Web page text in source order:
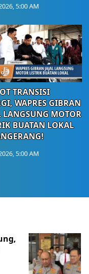
5:00 AM
TRANSISI
WAPRES GIBRAN
LANGSUNG MOTOR
BUATAN LOKAL
5:00 AM